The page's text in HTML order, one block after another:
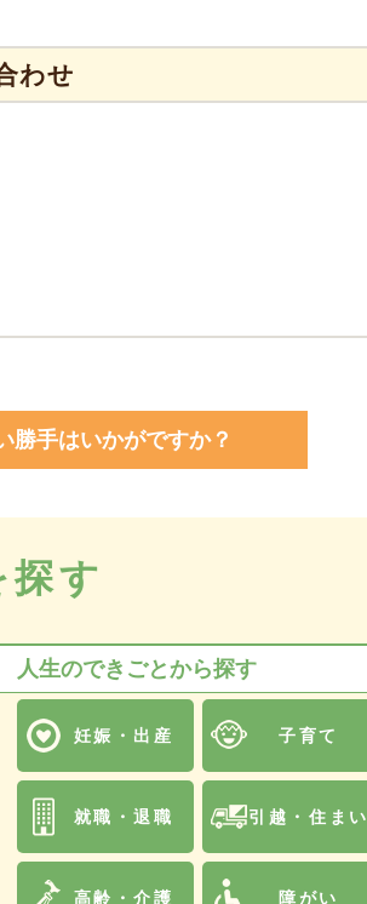
わせ
勝手はいかがですか？
探す
人生のできごとから探す
妊娠・出産 子育て
就職・退職 引越・住まい
高齢・介護 障がい